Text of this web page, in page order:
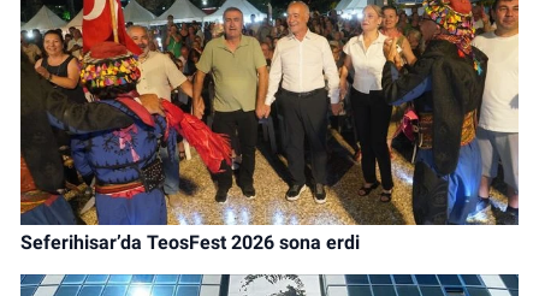
Seferihisar’da TeosFest 2026 sona erdi